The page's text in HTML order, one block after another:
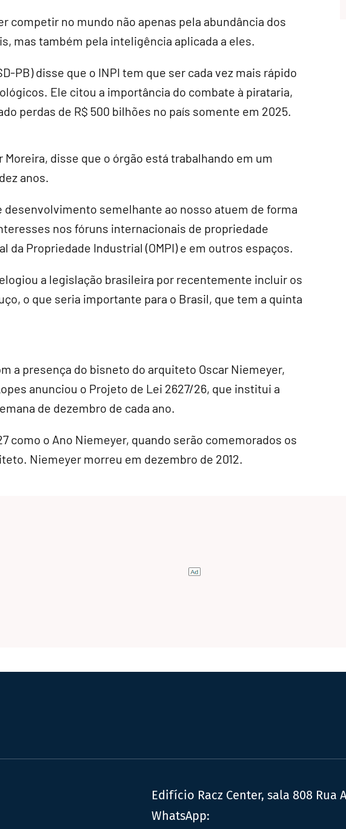
competir no mundo não apenas pela abundância dos
mas também pela inteligência aplicada a eles.
PB) disse que o INPI tem que ser cada vez mais rápido
Ele citou a importância do combate à pirataria,
perdas de R$ 500 bilhões no país somente em 2025.
disse que o órgão está trabalhando em um
anos.
desenvolvimento semelhante ao nosso atuem de forma
nos fóruns internacionais de propriedade
da Propriedade Industrial (OMPI) e em outros espaços.
a legislação brasileira por recentemente incluir os
o que seria importante para o Brasil, que tem a quinta
a presença do bisneto do arquiteto Oscar Niemeyer,
anunciou o Projeto de Lei 2627/26, que institui a
de dezembro de cada ano.
como o Ano Niemeyer, quando serão comemorados os
Niemeyer morreu em dezembro de 2012.
Edifício Racz Center, sala 808 Rua
WhatsApp: